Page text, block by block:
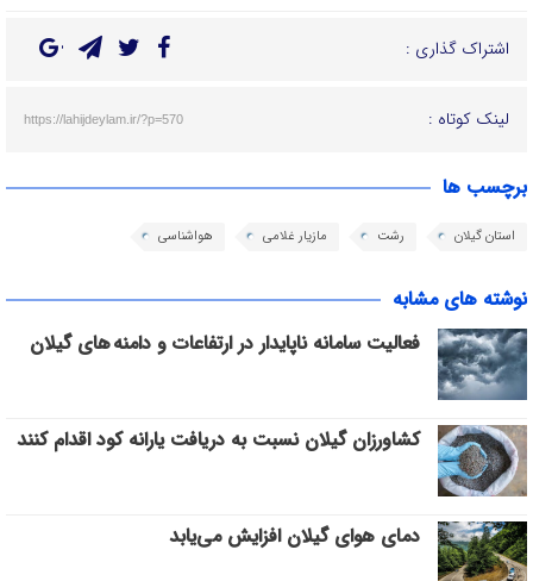
اشتراک گذاری :
لینک کوتاه : https://lahijdeylam.ir/?p=570
برچسب ها
استان گیلان رشت مازیار غلامی هواشناسی
نوشته های مشابه
فعالیت سامانه ناپایدار در ارتفاعات و دامنه های گیلان
کشاورزان گیلان نسبت به دریافت یارانه کود اقدام کنند
دمای هوای گیلان افزایش می‌یابد